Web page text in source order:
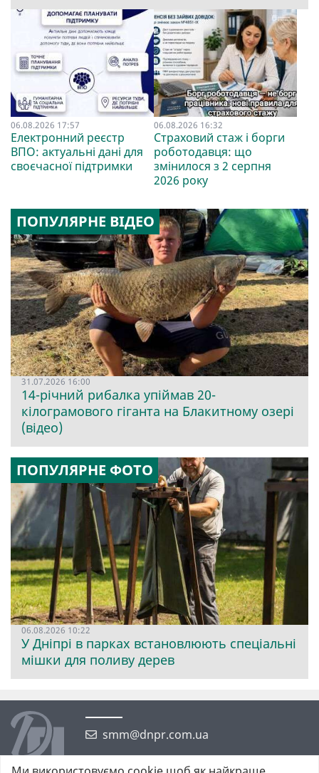
06.08.2026 17:57
Електронний реєстр
ВПО: актуальні дані для
своєчасної підтримки
06.08.2026 16:32
Страховий стаж і борги
роботодавця: що
змінилося з 2 серпня
2026 року
ПОПУЛЯРНЕ ВІДЕО
31.07.2026 16:00
14-річний рибалка упіймав 20-
кілограмового гіганта на Блакитному озері
(відео)
ПОПУЛЯРНЕ ФОТО
06.08.2026 10:22
У Дніпрі в парках встановлюють спеціальні
мішки для поливу дерев
smm@dnpr.com.ua